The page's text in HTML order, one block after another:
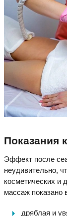
Показания
Эффект после
неудивительно,
косметических и
массаж показано
дряблая и